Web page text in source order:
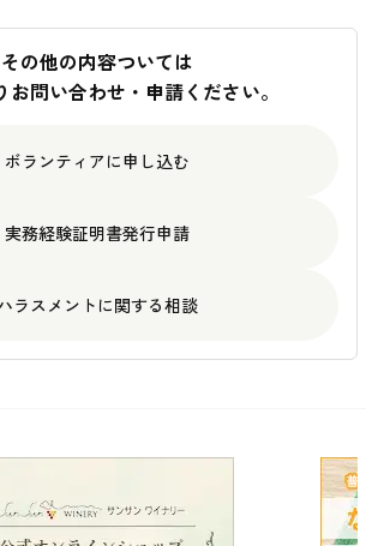
その他の内容ついては
お問い合わせ・申請ください。
ボランティアに申し込む
実務経験証明書発行申請
ラスメントに関する相談